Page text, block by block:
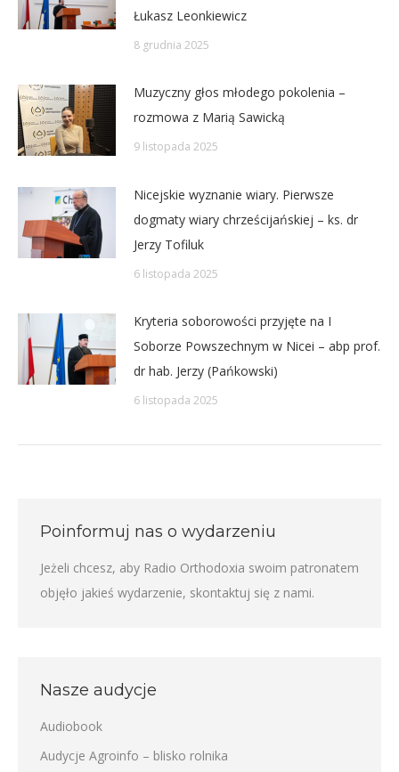
Łukasz Leonkiewicz
8 grudnia 2025
Muzyczny głos młodego pokolenia –
rozmowa z Marią Sawicką
9 listopada 2025
Nicejskie wyznanie wiary. Pierwsze
dogmaty wiary chrześcijańskiej – ks. dr
Jerzy Tofiluk
6 listopada 2025
Kryteria soborowości przyjęte na I
Soborze Powszechnym w Nicei – abp prof.
dr hab. Jerzy (Pańkowski)
6 listopada 2025
Poinformuj nas o wydarzeniu
Jeżeli chcesz, aby Radio Orthodoxia swoim patronatem
objęło jakieś wydarzenie, skontaktuj się z nami.
Nasze audycje
Audiobook
Audycje Agroinfo – blisko rolnika